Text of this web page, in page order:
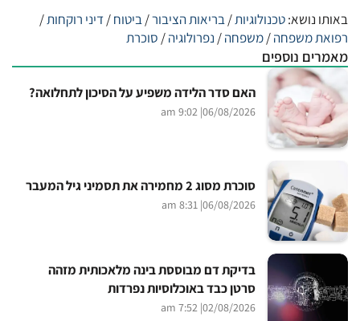
באותו נושא:טכנולוגיות/בריאות הציבור/ביטוח/דיני רוקחות/
רפואת משפחה/משפחה/ נפרולוגיה/ סוכרת
מאמרים נוספים
האם סדר הלידה משפיע על הסיכון לתחלואה?
06/08/2026
| 9:02 am
סוכרת מסוג 2 מחמירה את תסמיני גיל המעבר
06/08/2026
| 8:31 am
בדיקת דם מבוססת בינה מלאכותית מזהה
סרטן כבד באוכלוסיות נפרדות
02/08/2026
| 7:52 am